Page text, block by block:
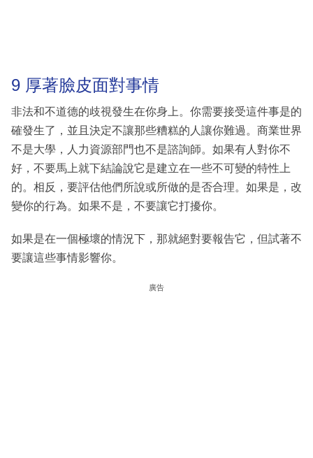
9 厚著臉皮面對事情
非法和不道德的歧視發生在你身上。你需要接受這件事是的
確發生了，並且決定不讓那些糟糕的人讓你難過。商業世界
不是大學，人力資源部門也不是諮詢師。如果有人對你不
好，不要馬上就下結論說它是建立在一些不可變的特性上
的。相反，要評估他們所說或所做的是否合理。如果是，改
變你的行為。如果不是，不要讓它打擾你。
如果是在一個極壞的情況下，那就絕對要報告它，但試著不
要讓這些事情影響你。
廣告